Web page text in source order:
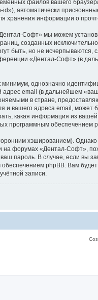
файлов вашего
автоматически
хранения информации о
Софт» мы можем
созданных
быть, но не
«Дентал-Софт» (в
минимум, однозначно
email (в дальнейшем
в стране,
и вашего адреса email,
какая информация из
программным обеспечением
хэшированием). Однако
на форумах «Дентал-Софт»,
пароль. В случае, если вы
phpBB. Вам
записи.